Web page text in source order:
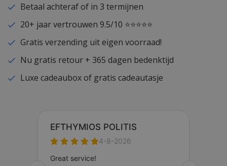
Betaal achteraf of in 3 termijnen
20+ jaar vertrouwen 9.5/10 ⭐⭐⭐⭐⭐
Gratis verzending uit eigen voorraad!
Nu gratis retour + 365 dagen bedenktijd
Luxe cadeaubox of gratis cadeautasje